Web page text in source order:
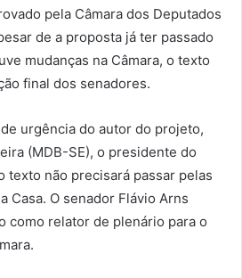
pela Câmara dos Deputados
de a proposta já ter passado
mudanças na Câmara, o texto
final dos senadores.
urgência do autor do projeto,
(MDB-SE), o presidente do
texto não precisará passar pelas
Casa. O senador Flávio Arns
como relator de plenário para o